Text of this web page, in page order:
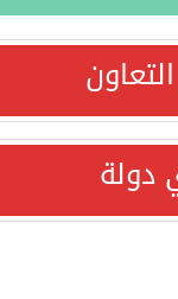
باكستان
دولة